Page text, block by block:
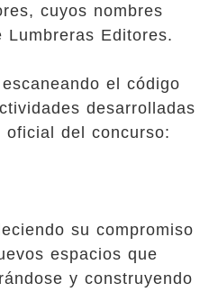
cuyos nombres
Editores.
el código
desarrolladas
del concurso:
su compromiso
espacios que
y construyendo